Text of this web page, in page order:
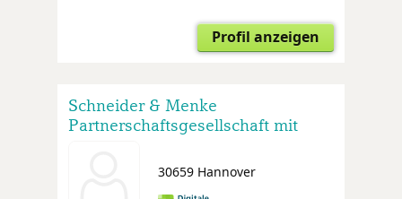
Profil anzeigen
Schneider & Menke
Partnerschaftsgesellschaft mit
30659 Hannover